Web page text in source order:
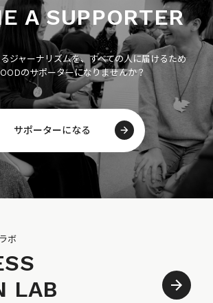
A SUPPORTER
ジャーナリズムを、すべての人に届けるため
のサポーターになりませんか？
サポーターになる
ボ
LAB